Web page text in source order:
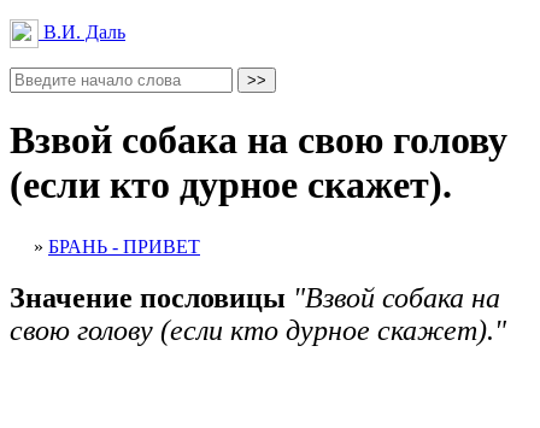
В.И. Даль
Взвой собака на свою голову
(если кто дурное скажет).
» БРАНЬ - ПРИВЕТ
Значение пословицы "Взвой собака на
свою голову (если кто дурное скажет)."